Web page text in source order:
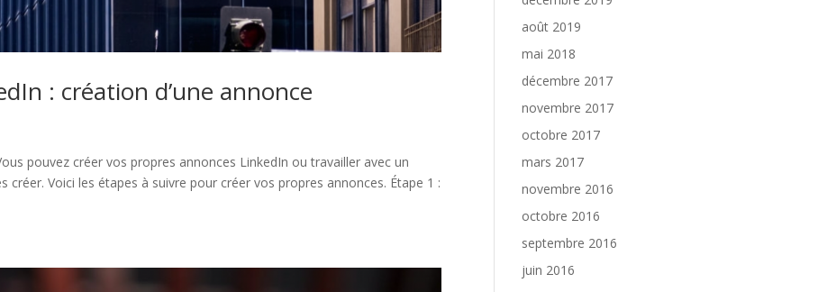
: création d’une annonce
Voici les étapes à suivre pour créer vos propres annonces. Étape 1 :
août 2019
mai 2018
décembre 2017
novembre 2017
octobre 2017
mars 2017
novembre 2016
octobre 2016
septembre 2016
juin 2016
mai 2016